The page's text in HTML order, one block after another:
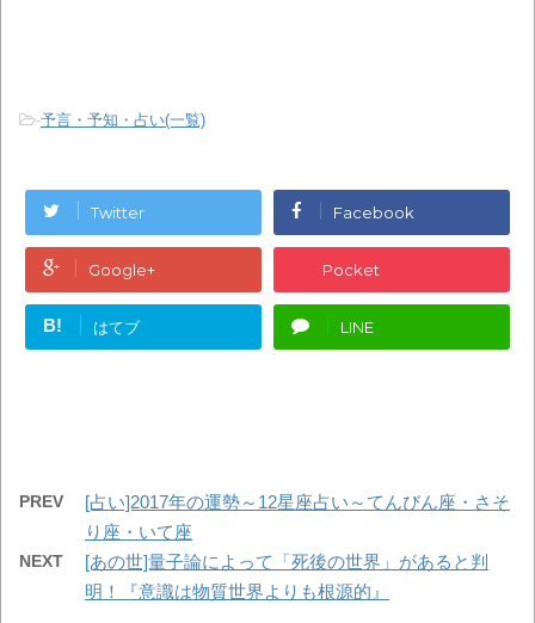
-予言・予知・占い(一覧)
Twitter Facebook
Google+ Pocket
B! はてブ LINE
PREV
[占い]2017年の運勢～12星座占い～てんびん座・さそ
り座・いて座
NEXT
[あの世]量子論によって「死後の世界」があると判
明！『意識は物質世界よりも根源的』